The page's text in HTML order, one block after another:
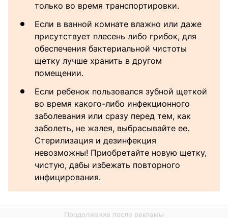
только во время транспортировки.
Если в ванной комнате влажно или даже
присутствует плесень либо грибок, для
обеспечения бактериальной чистоты
щетку лучше хранить в другом
помещении.
Если ребенок пользовался зубной щеткой
во время какого-либо инфекционного
заболевания или сразу перед тем, как
заболеть, не жалея, выбрасывайте ее.
Стерилизация и дезинфекция
невозможны! Приобретайте новую щетку,
чистую, дабы избежать повторного
инфицирования.